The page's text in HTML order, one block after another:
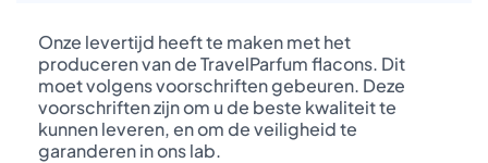
Onze levertijd heeft te maken met het
produceren van de TravelParfum flacons. Dit
moet volgens voorschriften gebeuren. Deze
voorschriften zijn om u de beste kwaliteit te
kunnen leveren, en om de veiligheid te
garanderen in ons lab.